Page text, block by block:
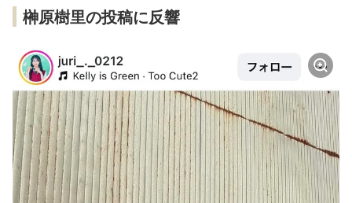
榊原樹里の投稿に反響